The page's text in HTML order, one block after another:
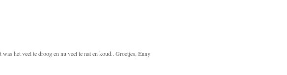
het veel te droog en nu veel te nat en koud.. Groetjes, Enny